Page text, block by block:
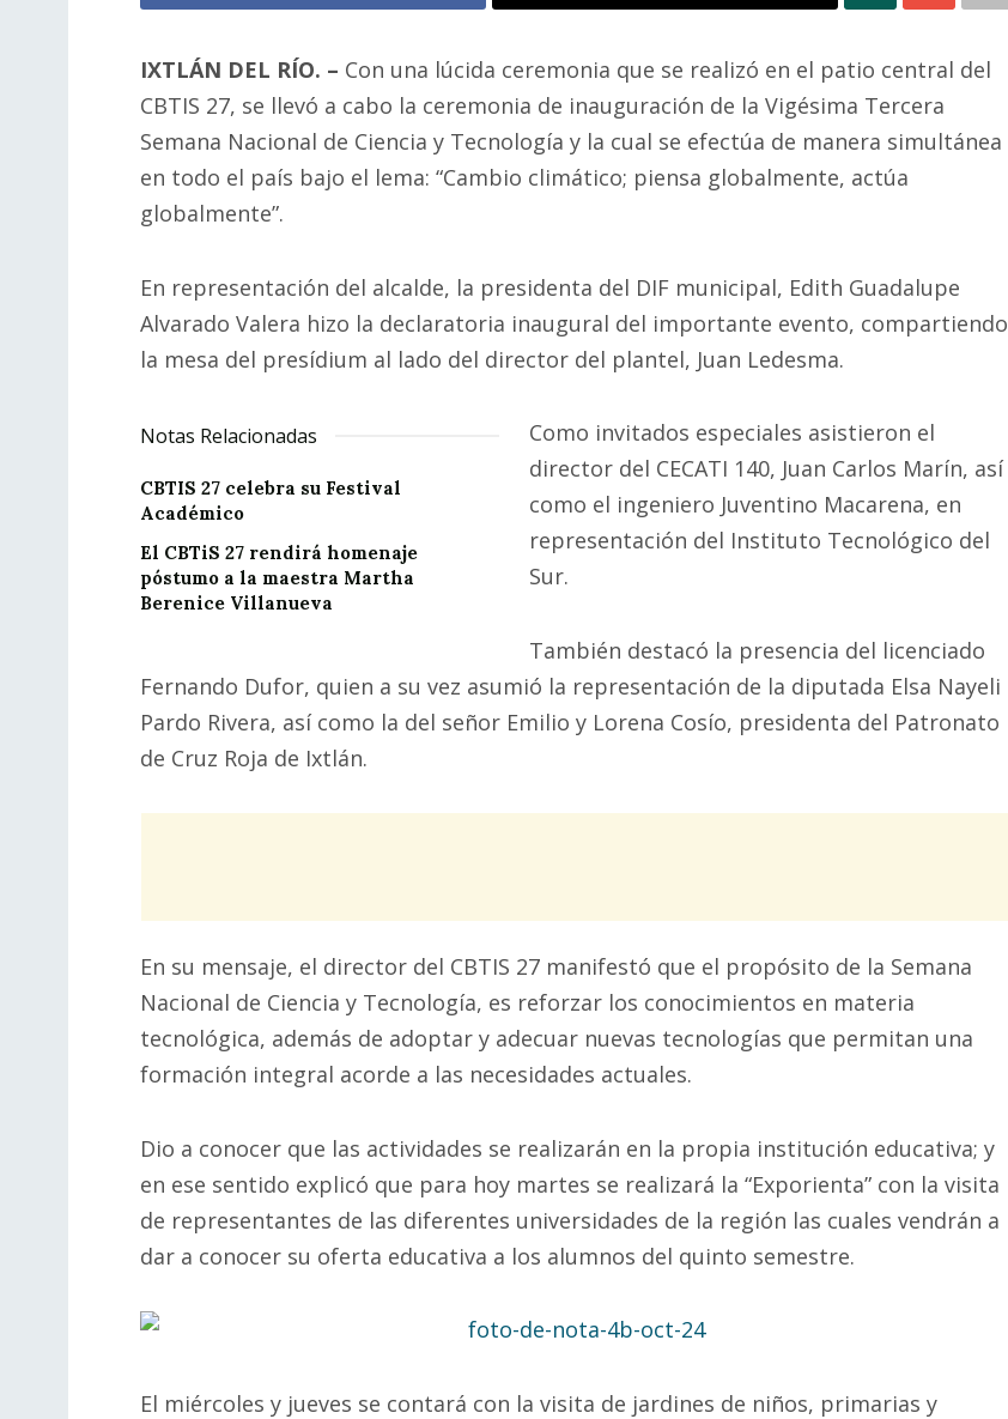
IXTLÁN DEL RÍO. – Con una lúcida ceremonia que se realizó en el patio central del
CBTIS 27, se llevó a cabo la ceremonia de inauguración de la Vigésima Tercera
Semana Nacional de Ciencia y Tecnología y la cual se efectúa de manera simultánea
en todo el país bajo el lema: “Cambio climático; piensa globalmente, actúa
globalmente”.
En representación del alcalde, la presidenta del DIF municipal, Edith Guadalupe
Alvarado Valera hizo la declaratoria inaugural del importante evento, compartiendo
la mesa del presídium al lado del director del plantel, Juan Ledesma.
Notas Relacionadas
CBTIS 27 celebra su Festival
Académico
El CBTiS 27 rendirá homenaje
póstumo a la maestra Martha
Berenice Villanueva
Como invitados especiales asistieron el
director del CECATI 140, Juan Carlos Marín, así
como el ingeniero Juventino Macarena, en
representación del Instituto Tecnológico del
Sur.
También destacó la presencia del licenciado
Fernando Dufor, quien a su vez asumió la representación de la diputada Elsa Nayeli
Pardo Rivera, así como la del señor Emilio y Lorena Cosío, presidenta del Patronato
de Cruz Roja de Ixtlán.
En su mensaje, el director del CBTIS 27 manifestó que el propósito de la Semana
Nacional de Ciencia y Tecnología, es reforzar los conocimientos en materia
tecnológica, además de adoptar y adecuar nuevas tecnologías que permitan una
formación integral acorde a las necesidades actuales.
Dio a conocer que las actividades se realizarán en la propia institución educativa; y
en ese sentido explicó que para hoy martes se realizará la “Exporienta” con la visita
de representantes de las diferentes universidades de la región las cuales vendrán a
dar a conocer su oferta educativa a los alumnos del quinto semestre.
El miércoles y jueves se contará con la visita de jardines de niños, primarias y